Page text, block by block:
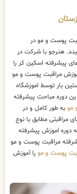
پوست و مو در
هنرجو با شرکت در
پیشرفته اسکین کر را
مراقبت پوست و مو
بار توسط اموزشگاه
دوره مباحث پیشرفته
مو به طور کامل و در
مطابق با نوع
دوره اموزش پیشرفته
مراقبت پوست و مو
پوست و مو را آموزش